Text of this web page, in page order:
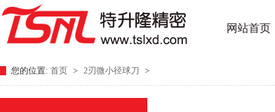
网站首页
您的位置: 首页 > 2刃微小径球刀 >